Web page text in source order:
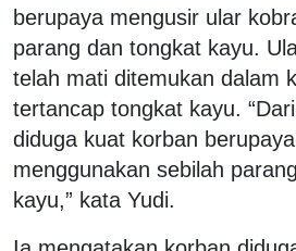
berupaya mengusir ular
parang dan tongkat kayu.
telah mati ditemukan dalam
tertancap tongkat kayu.
diduga kuat korban
menggunakan sebilah
kayu,” kata Yudi.